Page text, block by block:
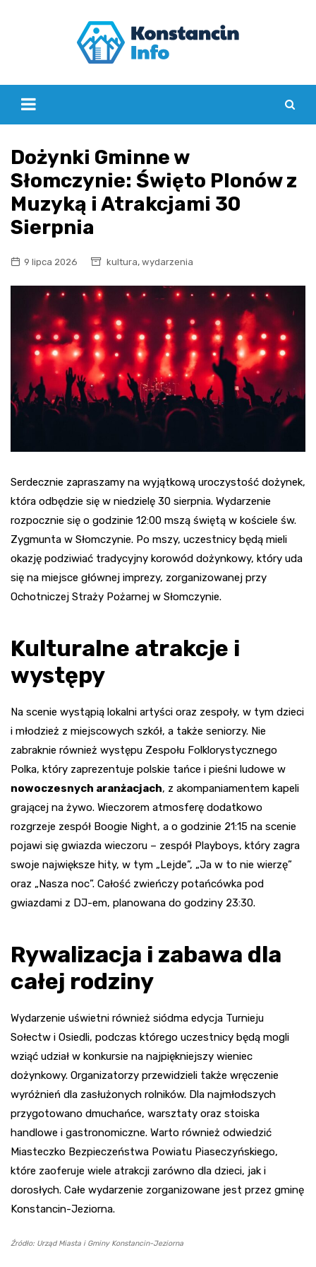
Dożynki Gminne w
Słomczynie: Święto Plonów z
Muzyką i Atrakcjami 30
Sierpnia
9 lipca 2026 kultura, wydarzenia
Serdecznie zapraszamy na wyjątkową uroczystość dożynek,
która odbędzie się w niedzielę 30 sierpnia. Wydarzenie
rozpocznie się o godzinie 12:00 mszą świętą w kościele św.
Zygmunta w Słomczynie. Po mszy, uczestnicy będą mieli
okazję podziwiać tradycyjny korowód dożynkowy, który uda
się na miejsce głównej imprezy, zorganizowanej przy
Ochotniczej Straży Pożarnej w Słomczynie.
Kulturalne atrakcje i
występy
Na scenie wystąpią lokalni artyści oraz zespoły, w tym dzieci
i młodzież z miejscowych szkół, a także seniorzy. Nie
zabraknie również występu Zespołu Folklorystycznego
Polka, który zaprezentuje polskie tańce i pieśni ludowe w
nowoczesnych aranżacjach, z akompaniamentem kapeli
grającej na żywo. Wieczorem atmosferę dodatkowo
rozgrzeje zespół Boogie Night, a o godzinie 21:15 na scenie
pojawi się gwiazda wieczoru – zespół Playboys, który zagra
swoje największe hity, w tym „Lejde”, „Ja w to nie wierzę”
oraz „Nasza noc”. Całość zwieńczy potańcówka pod
gwiazdami z DJ-em, planowana do godziny 23:30.
Rywalizacja i zabawa dla
całej rodziny
Wydarzenie uświetni również siódma edycja Turnieju
Sołectw i Osiedli, podczas którego uczestnicy będą mogli
wziąć udział w konkursie na najpiękniejszy wieniec
dożynkowy. Organizatorzy przewidzieli także wręczenie
wyróżnień dla zasłużonych rolników. Dla najmłodszych
przygotowano dmuchańce, warsztaty oraz stoiska
handlowe i gastronomiczne. Warto również odwiedzić
Miasteczko Bezpieczeństwa Powiatu Piaseczyńskiego,
które zaoferuje wiele atrakcji zarówno dla dzieci, jak i
dorosłych. Całe wydarzenie zorganizowane jest przez gminę
Konstancin-Jeziorna.
Źródło: Urząd Miasta i Gminy Konstancin-Jeziorna